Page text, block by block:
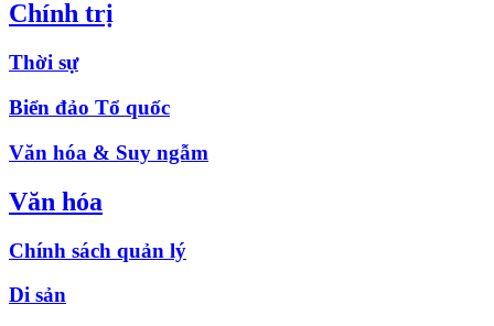
Chính trị
Thời sự
Biển đảo Tổ quốc
Văn hóa & Suy ngẫm
Văn hóa
Chính sách quản lý
Di sản